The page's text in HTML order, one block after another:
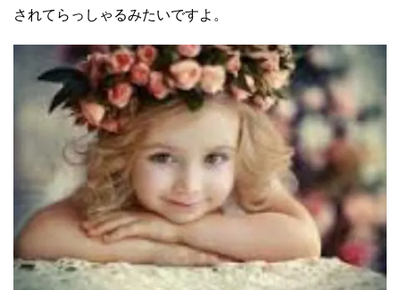
されてらっしゃるみたいですよ。